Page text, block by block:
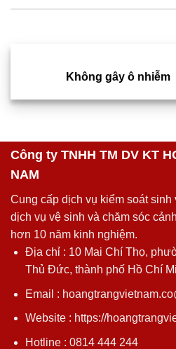
Không gây ô nhiễm
Công ty TNHH TM DV KT
NAM
Cung cấp dịch vụ kiểm soát sinh
dịch vụ vệ sinh và chăm sóc
hơn 10 năm kinh nghiệm.
Địa chỉ : 10 Mai Chí Thọ,
Thủ Đức, thành phố Hồ Chí
Email :
Website : https://
Hotline : 0814 444 244